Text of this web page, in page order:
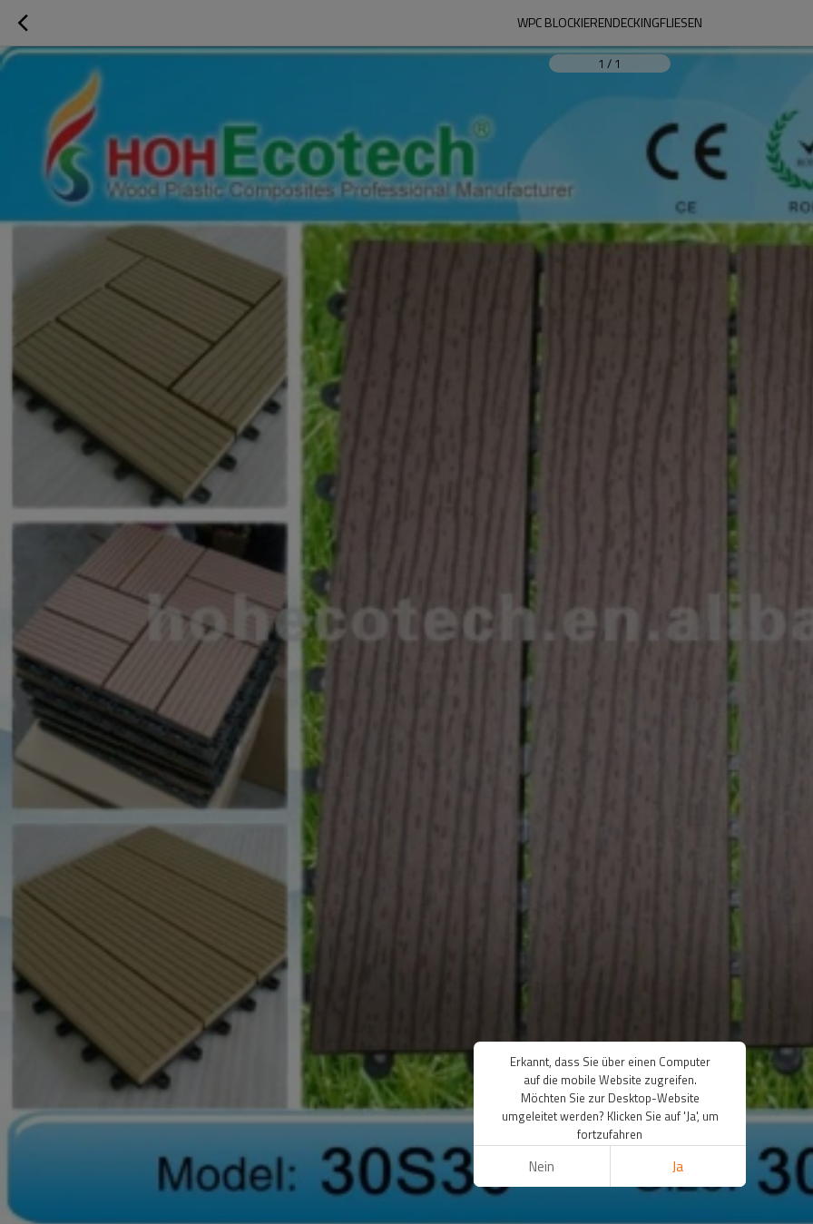
WPC BLOCKIERENDECKINGFLIESEN
1 / 1
Erkannt, dass Sie über einen Computer
auf die mobile Website zugreifen.
Möchten Sie zur Desktop-Website
umgeleitet werden? Klicken Sie auf 'Ja', um
fortzufahren
Nein Ja